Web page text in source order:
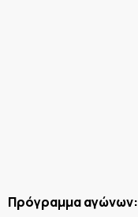
Πρόγραμμα αγώνων: